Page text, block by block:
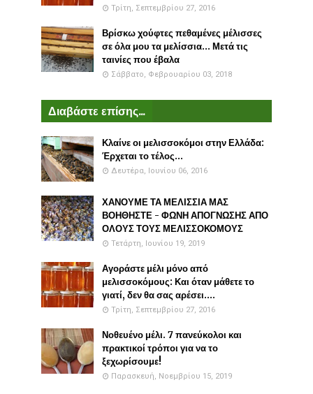
Τρίτη, Σεπτεμβρίου 27, 2016
Βρίσκω χούφτες πεθαμένες μέλισσες
σε όλα μου τα μελίσσια... Μετά τις
ταινίες που έβαλα
Σάββατο, Φεβρουαρίου 03, 2018
Διαβάστε επίσης...
Κλαίνε οι μελισσοκόμοι στην Ελλάδα:
Έρχεται το τέλος...
Δευτέρα, Ιουνίου 06, 2016
ΧΑΝΟΥΜΕ ΤΑ ΜΕΛΙΣΣΙΑ ΜΑΣ
ΒΟΗΘΗΣΤΕ - ΦΩΝΗ ΑΠΟΓΝΩΣΗΣ ΑΠΟ
ΟΛΟΥΣ ΤΟΥΣ ΜΕΛΙΣΣΟΚΟΜΟΥΣ
Τετάρτη, Ιουνίου 19, 2019
Αγοράστε μέλι μόνο από
μελισσοκόμους: Και όταν μάθετε το
γιατί, δεν θα σας αρέσει....
Τρίτη, Σεπτεμβρίου 27, 2016
Νοθευένο μέλι. 7 πανεύκολοι και
πρακτικοί τρόποι για να το
ξεχωρίσουμε!
Παρασκευή, Νοεμβρίου 15, 2019